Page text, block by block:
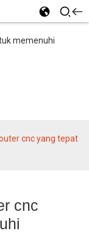
cnc yang tepat
cnc